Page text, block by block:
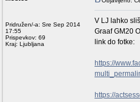
Pridružen/-a: Sre Sep 2014
17:55
Prispevkov: 69
Kraj: Ljubljana
V LJ lahko
Graaf GM20
link do fotke:
https://
https://